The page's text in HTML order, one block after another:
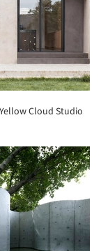
Cloud Studio